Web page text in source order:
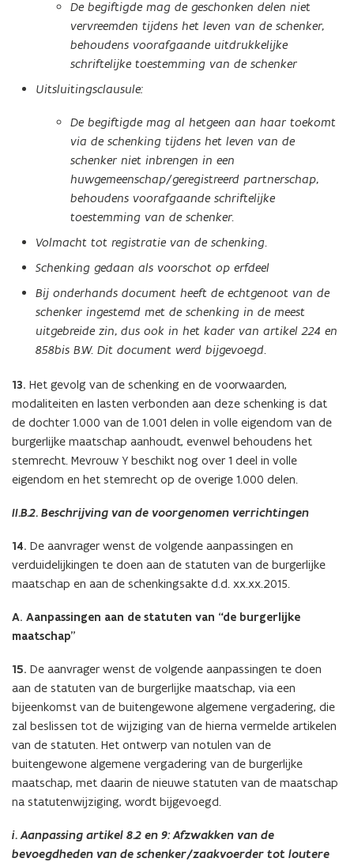
De begiftigde mag de geschonken delen niet
vervreemden tijdens het leven van de schenker,
behoudens voorafgaande uitdrukkelijke
schriftelijke toestemming van de schenker
Uitsluitingsclausule:
De begiftigde mag al hetgeen aan haar toekomt
via de schenking tijdens het leven van de
schenker niet inbrengen in een
huwgemeenschap/geregistreerd partnerschap,
behoudens voorafgaande schriftelijke
toestemming van de schenker.
Volmacht tot registratie van de schenking.
Schenking gedaan als voorschot op erfdeel
Bij onderhands document heeft de echtgenoot van de
schenker ingestemd met de schenking in de meest
uitgebreide zin, dus ook in het kader van artikel 224 en
858bis B.W. Dit document werd bijgevoegd.
13. Het gevolg van de schenking en de voorwaarden,
modaliteiten en lasten verbonden aan deze schenking is dat
de dochter 1.000 van de 1.001 delen in volle eigendom van de
burgerlijke maatschap aanhoudt, evenwel behoudens het
stemrecht. Mevrouw Y beschikt nog over 1 deel in volle
eigendom en het stemrecht op de overige 1.000 delen.
II.B.2. Beschrijving van de voorgenomen verrichtingen
14. De aanvrager wenst de volgende aanpassingen en
verduidelijkingen te doen aan de statuten van de burgerlijke
maatschap en aan de schenkingsakte d.d. xx.xx.2015.
A. Aanpassingen aan de statuten van “de burgerlijke
maatschap”
15. De aanvrager wenst de volgende aanpassingen te doen
aan de statuten van de burgerlijke maatschap, via een
bijeenkomst van de buitengewone algemene vergadering, die
zal beslissen tot de wijziging van de hierna vermelde artikelen
van de statuten. Het ontwerp van notulen van de
buitengewone algemene vergadering van de burgerlijke
maatschap, met daarin de nieuwe statuten van de maatschap
na statutenwijziging, wordt bijgevoegd.
i. Aanpassing artikel 8.2 en 9: Afzwakken van de
bevoegdheden van de schenker/zaakvoerder tot loutere